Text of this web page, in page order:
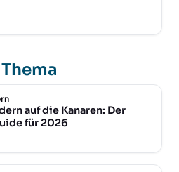
auf die Kanaren: Der
für 2026